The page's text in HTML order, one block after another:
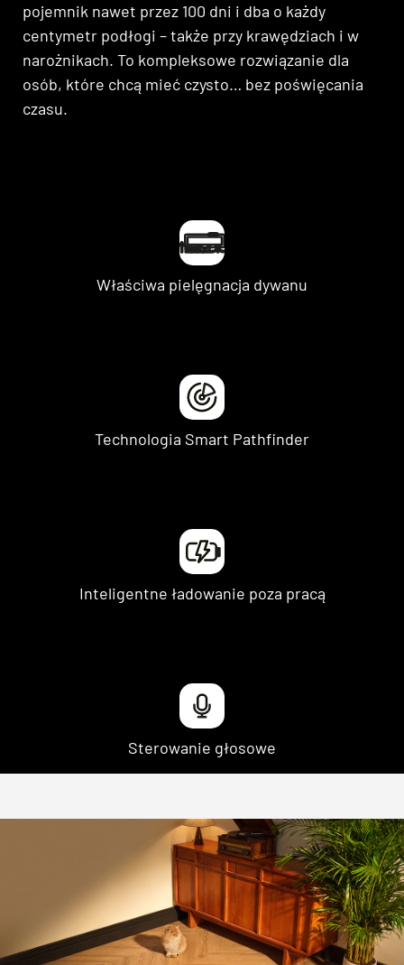
pojemnik nawet przez 100 dni i dba o każdy
centymetr podłogi – także przy krawędziach i w
narożnikach. To kompleksowe rozwiązanie dla
osób, które chcą mieć czysto… bez poświęcania
czasu.
Właściwa pielęgnacja dywanu
Technologia Smart Pathfinder
Inteligentne ładowanie poza pracą
Sterowanie głosowe